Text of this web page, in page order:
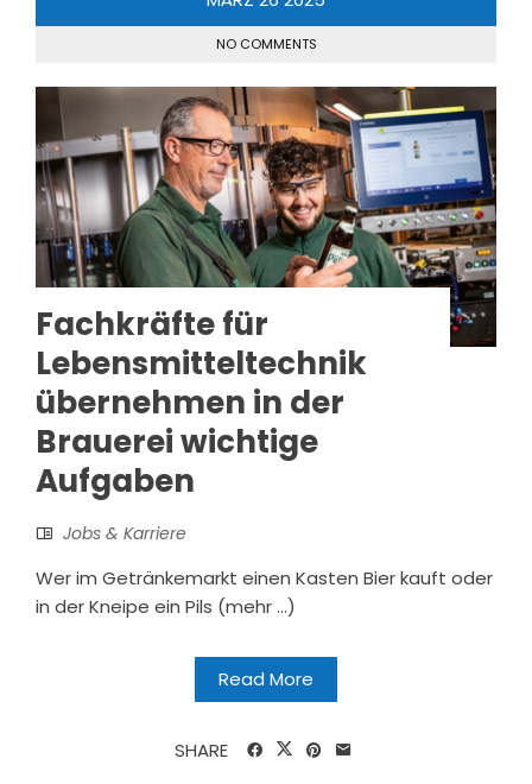
NO COMMENTS
Fachkräfte für
Lebensmitteltechnik
übernehmen in der
Brauerei wichtige
Aufgaben
Jobs & Karriere
Wer im Getränkemarkt einen Kasten Bier kauft oder
in der Kneipe ein Pils (mehr …)
Read More
SHARE